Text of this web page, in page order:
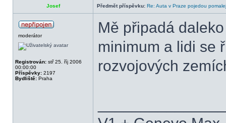
Josef Předmět příspěvku: Re: Auta v Praze pojedou
moderátor
Registrován: stř 25. říj 2006
00:00:00
Příspěvky: 2197
Bydliště: Praha
Mě připadá
minimum a lidi se
rozvojových